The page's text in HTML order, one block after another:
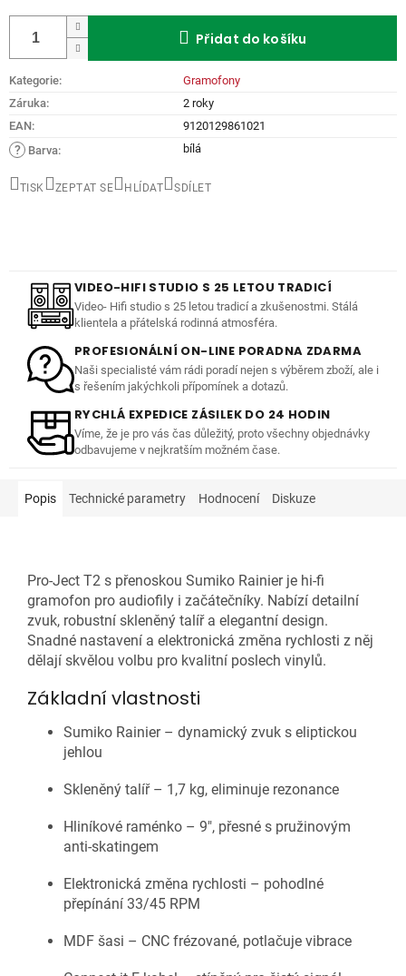
cena:
Kategorie:
Gramofony
Záruka:
2 roky
EAN: 9120129861021
? Barva: bílá
Přidat do košíku
TISK ZEPTAT SE HLÍDAT SDÍLET
VIDEO-HIFI STUDIO S 25 LETOU TRADICÍ
Video- Hifi studio s 25 letou tradicí a zkušenostmi. Stálá
klientela a přátelská rodinná atmosféra.
PROFESIONÁLNÍ ON-LINE PORADNA ZDARMA
Naši specialisté vám rádi poradí nejen s výběrem zboží, ale i
s řešením jakýchkoli přípomínek a dotazů.
RYCHLÁ EXPEDICE ZÁSILEK DO 24 HODIN
Víme, že je pro vás čas důležitý, proto všechny objednávky
odbavujeme v nejkratším možném čase.
Popis Technické parametry Hodnocení Diskuze
Pro-Ject T2 s přenoskou Sumiko Rainier je hi-fi
gramofon pro audiofily i začátečníky. Nabízí detailní
zvuk, robustní skleněný talíř a elegantní design.
Snadné nastavení a elektronická změna rychlosti z něj
dělají skvělou volbu pro kvalitní poslech vinylů.
Základní vlastnosti
Sumiko Rainier – dynamický zvuk s eliptickou
jehlou
Skleněný talíř – 1,7 kg, eliminuje rezonance
Hliníkové raménko – 9", přesné s pružinovým
anti-skatingem
Elektronická změna rychlosti – pohodlné
přepínání 33/45 RPM
MDF šasi – CNC frézované, potlačuje vibrace